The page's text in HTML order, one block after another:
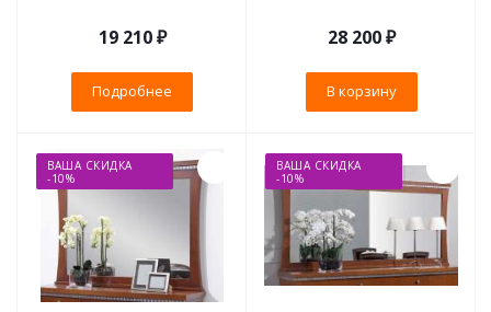
19 210 ₽
Подробнее
28 200₽
В корзину
ВАША СКИДКА
-10%
ВАША СКИДКА
-10%